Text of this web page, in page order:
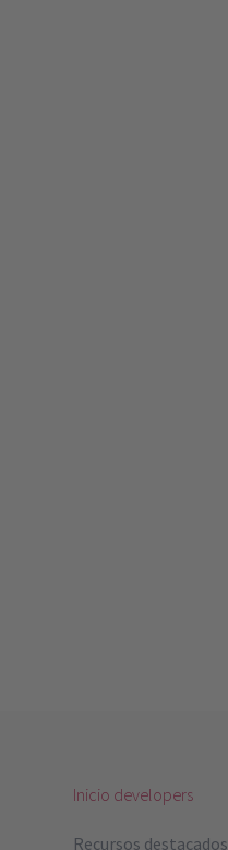
Inicio developers
Recursos destacados